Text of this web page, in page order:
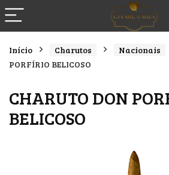
Início Charutos Nacionais
PORFÍRIO BELICOSO
CHARUTO DON
BELICOSO